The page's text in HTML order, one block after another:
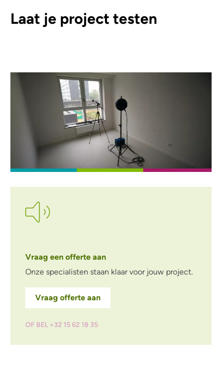
Laat je project testen
Vraag een offerte aan
Onze specialisten staan klaar voor jouw project.
Vraag offerte aan
OF BEL +32 15 62 18 35